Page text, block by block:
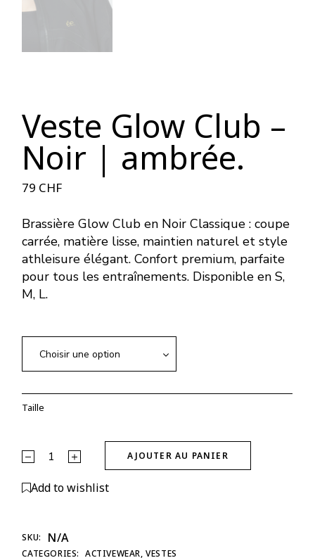
Veste Glow Club –
Noir | ambrée.
79 CHF
Brassière Glow Club en Noir Classique : coupe
carrée, matière lisse, maintien naturel et style
athleisure élégant. Confort premium, parfaite
pour tous les entraînements. Disponible en S,
M, L.
Taille
Choisir une option
Veste Glow Club – Noir | ambrée. quantity
AJOUTER AU PANIER
Add to wishlist
SKU: N/A
CATEGORIES: ACTIVEWEAR,VESTES